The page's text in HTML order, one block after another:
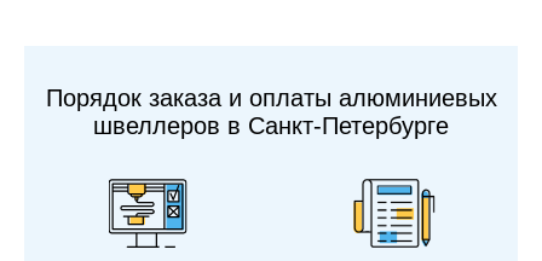
Порядок заказа и оплаты алюминиевых
швеллеров в Санкт-Петербурге